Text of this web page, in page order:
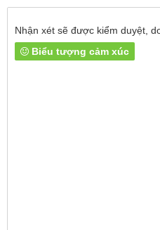
Nhận xét sẽ được kiểm duyệt,
Biểu tượng cảm xúc